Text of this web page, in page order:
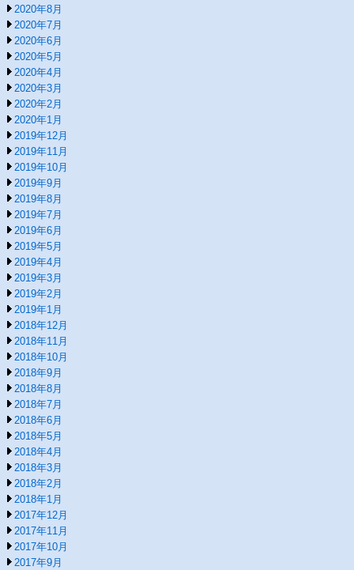
2020年8月
2020年7月
2020年6月
2020年5月
2020年4月
2020年3月
2020年2月
2020年1月
2019年12月
2019年11月
2019年10月
2019年9月
2019年8月
2019年7月
2019年6月
2019年5月
2019年4月
2019年3月
2019年2月
2019年1月
2018年12月
2018年11月
2018年10月
2018年9月
2018年8月
2018年7月
2018年6月
2018年5月
2018年4月
2018年3月
2018年2月
2018年1月
2017年12月
2017年11月
2017年10月
2017年9月